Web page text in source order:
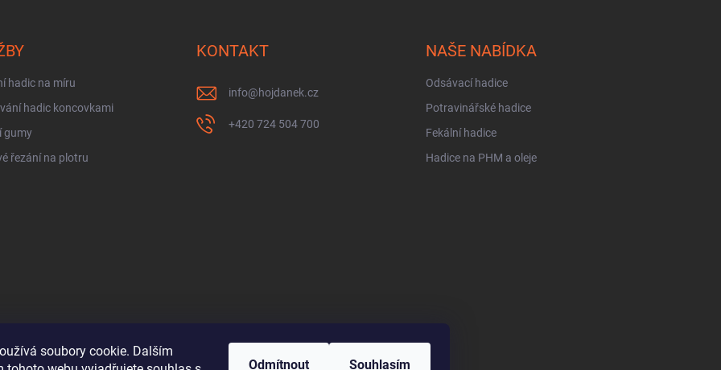
soubory cookie. Dalším
Odmítnout Souhlasím
hadic na míru
hadic koncovkami
gumy
řezání na plotru
KONTAKT
info@hojdanek.cz
+420 724 504 700
NAŠE NABÍDKA
Odsávací hadice
Potravinářské hadice
Fekální hadice
Hadice na PHM a oleje